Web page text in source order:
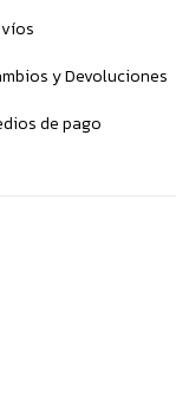
y Devoluciones
de pago